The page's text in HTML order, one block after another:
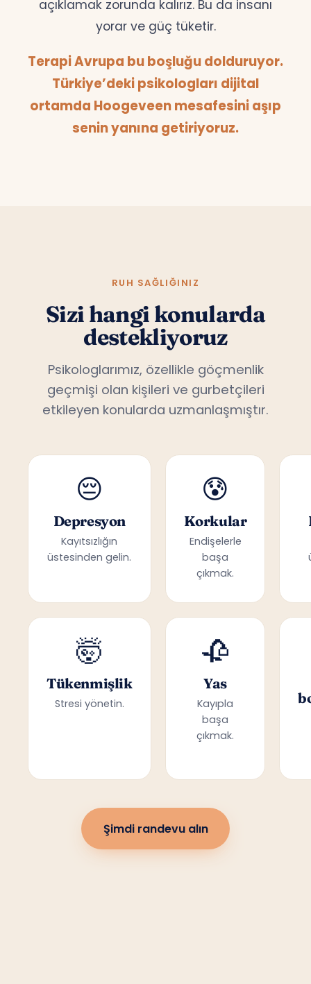
açıklamak zorunda kalırız. Bu da insanı
yorar ve güç tüketir.
Terapi Avrupa bu boşluğu dolduruyor.
Türkiye’deki psikologları dijital
ortamda Hoogeveen mesafesini aşıp
senin yanına getiriyoruz.
RUH SAĞLIĞINIZ
Sizi hangi konularda
destekliyoruz
Psikologlarımız, özellikle göçmenlik
geçmişi olan kişileri ve gurbetçileri
etkileyen konularda uzmanlaşmıştır.
😔
Depresyon
Kayıtsızlığın
üstesinden gelin.
😰
Korkular
Endişelerle
başa
çıkmak.
🤯
Tükenmişlik
Stresi yönetin.
🥀
Yas
Kayıpla
başa
çıkmak.
Şimdi randevu alın